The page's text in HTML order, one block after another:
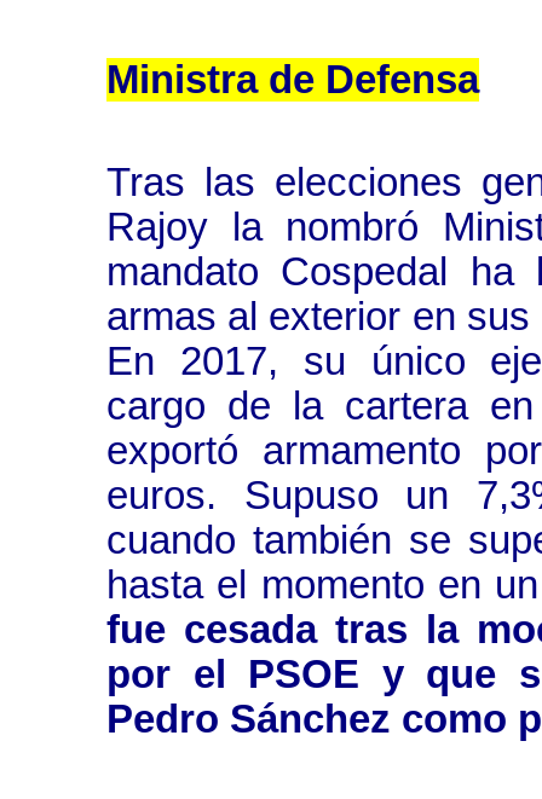
Ministra de Defensa
Tras las elecciones
Rajoy la nombró
mandato Cospedal
armas al exterior en
En 2017, su único
cargo de la cartera
exportó armamento
euros. Supuso un
cuando también se
hasta el momento en
fue cesada tras la
por el PSOE y que
Pedro Sánchez como